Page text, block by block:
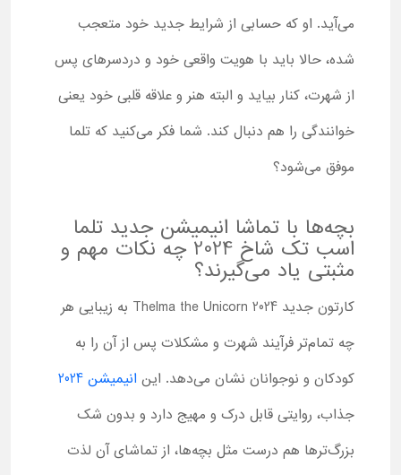
می‌آید. او که حسابی از شرایط جدید خود متعجب
شده، حالا باید با هویت واقعی خود و دردسرهای پس
از شهرت، کنار بیاید و البته هنر و علاقه قلبی خود یعنی
خوانندگی را هم دنبال کند. شما فکر می‌کنید که تلما
موفق می‌شود؟
بچه‌ها با تماشا انیمیشن جدید تلما
اسب تک شاخ 2024 چه نکات مهم و
مثبتی یاد می‌گیرند؟
کارتون جدید Thelma the Unicorn 2024 به زیبایی هر
چه تمام‌تر فرآیند شهرت و مشکلات پس از آن را به
کودکان و نوجوانان نشان می‌دهد. این انیمیشن 2024
جذاب، روایتی قابل درک و مهیج دارد و بدون شک
بزرگ‌ترها هم درست مثل بچه‌ها، از تماشای آن لذت